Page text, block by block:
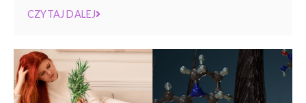
CZYTAJ DALEJ